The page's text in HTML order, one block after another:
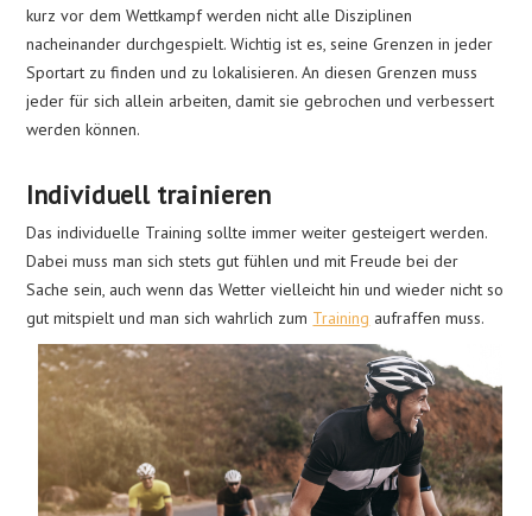
kurz vor dem Wettkampf werden nicht alle Disziplinen
nacheinander durchgespielt. Wichtig ist es, seine Grenzen in jeder
Sportart zu finden und zu lokalisieren. An diesen Grenzen muss
jeder für sich allein arbeiten, damit sie gebrochen und verbessert
werden können.
Individuell trainieren
Das individuelle Training sollte immer weiter gesteigert werden.
Dabei muss man sich stets gut fühlen und mit Freude bei der
Sache sein, auch wenn das Wetter vielleicht hin und wieder nicht so
gut mitspielt und man sich wahrlich zum Training aufraffen muss.